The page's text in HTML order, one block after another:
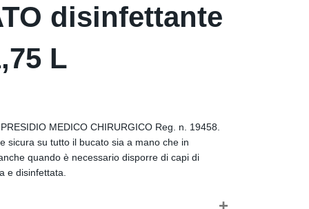
disinfettante
L
MEDICO CHIRURGICO Reg. n. 19458.
sicura su tutto il bucato sia a mano che in
quando è necessario disporre di capi di
e disinfettata.